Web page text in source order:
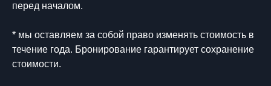
перед началом.
* мы оставляем за собой право изменять стоимость в
течение года. Бронирование гарантирует сохранение
стоимости.